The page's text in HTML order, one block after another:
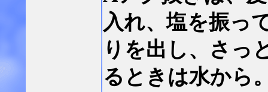
入れ、塩を振っ
りを出し、さっ
るときは水から